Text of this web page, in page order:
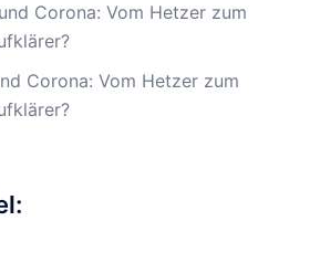
Corona: Vom Hetzer zum
Corona: Vom Hetzer zum